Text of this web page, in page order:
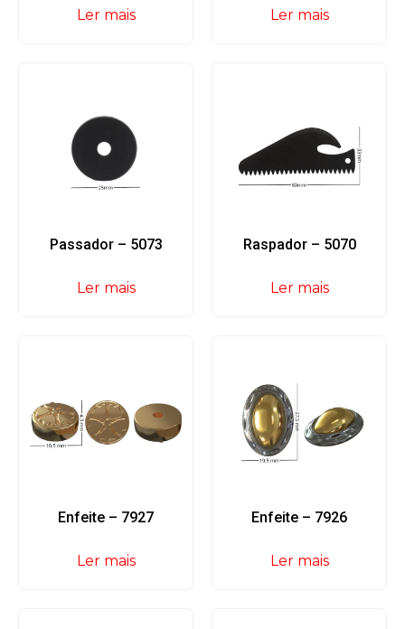
Ler mais Ler mais
Passador – 5073
Ler mais
Raspador – 5070
Ler mais
Enfeite – 7927
Ler mais
Enfeite – 7926
Ler mais